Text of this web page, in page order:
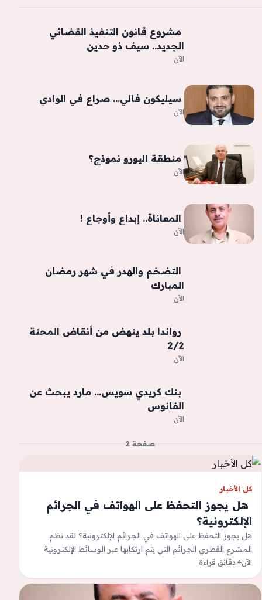
‫ مشروع قانون التنفيذ القضائي
الجديد.. سيف ذو حدين
الآن
‫ سيليكون فالي… صراع في الوادي
الآن
‫ منطقة اليورو نموذج؟
الآن
‫ المعاناة.. إبداع وأوجاع !
الآن
‫ التضخم والهدر في شهر رمضان
المبارك
الآن
‫ رواندا بلد ينهض من أنقاض المحنة
2/2
الآن
‫ بنك كريدي سويس… مارد يبحث عن
الفانوس
الآن
صفحة 2
كل الأخبار
‫ هل يجوز التحفظ على الهواتف في الجرائم
الإلكترونية؟
هل يجوز التحفظ على الهواتف في الجرائم الإلكترونية؟ لقد نظم
المشرع القطري الجرائم التي يتم ارتكابها عبر الوسائط الإلكترونية
والعقوبات المقررة لها…
الآن4 دقائق قراءة